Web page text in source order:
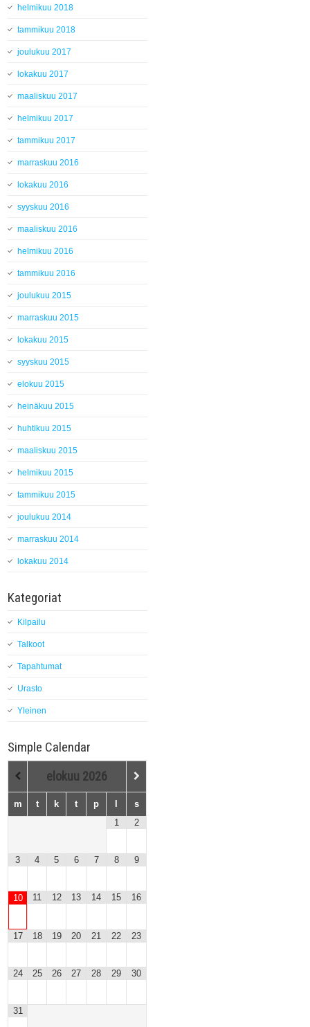
helmikuu 2018
tammikuu 2018
joulukuu 2017
lokakuu 2017
maaliskuu 2017
helmikuu 2017
tammikuu 2017
marraskuu 2016
lokakuu 2016
syyskuu 2016
maaliskuu 2016
helmikuu 2016
tammikuu 2016
joulukuu 2015
marraskuu 2015
lokakuu 2015
syyskuu 2015
elokuu 2015
heinäkuu 2015
huhtikuu 2015
maaliskuu 2015
helmikuu 2015
tammikuu 2015
joulukuu 2014
marraskuu 2014
lokakuu 2014
Kategoriat
Kilpailu
Talkoot
Tapahtumat
Urasto
Yleinen
Simple Calendar
elokuu 2026
m t k t p
s
1
2
3 4 5 6 7 8 9
10 11 12 13 14 15 16
17 18 19 20 21 22 23
24 25 26 27 28 29 30
31